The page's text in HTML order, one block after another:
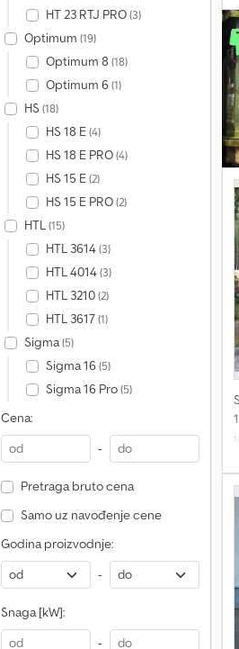
HT 23 RTJ PRO(3)
Optimum (19)
Optimum 8 (18)
Optimum 6(1)
HS (18)
HS 18 E(4)
HS 18 E PRO(4)
HS 15 E(2)
HS 15 E PRO(2)
HTL(15)
HTL 3614(3)
HTL 4014(3)
HTL 3210(2)
HTL 3617(1)
Sigma(5)
Sigma 16(5)
Sigma 16 Pro(5)
Cena:
-
Pretraga bruto cena
Samo uz navođenje cene
Godina proizvodnje:
-
Snaga [kW]:
-